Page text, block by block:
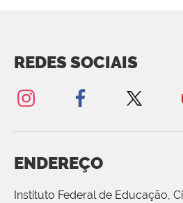
REDES SOCIAIS
ENDEREÇO
Instituto Federal de Educação,